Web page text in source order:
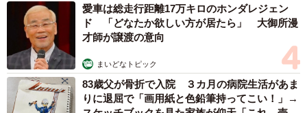
83歳父が骨折で入院 ３カ月の病院生活があま
りに退屈で「画用紙と色鉛筆持ってこい！」→
スケッチブックを見た家族が仰天「これ、売れ
ますよ…」
中将 タカノリ
６位以降を見る